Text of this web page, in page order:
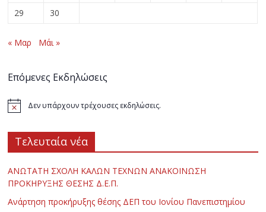
29
30
« Μαρ Μάι »
Επόμενες Εκδηλώσεις
Δεν υπάρχουν τρέχουσες εκδηλώσεις.
Τελευταία νέα
ΑΝΩΤΑΤΗ ΣΧΟΛΗ ΚΑΛΩΝ ΤΕΧΝΩΝ ΑΝΑΚΟΙΝΩΣΗ
ΠΡΟΚΗΡΥΞΗΣ ΘΕΣΗΣ Δ.Ε.Π.
Ανάρτηση προκήρυξης θέσης ΔΕΠ του Ιονίου Πανεπιστημίου